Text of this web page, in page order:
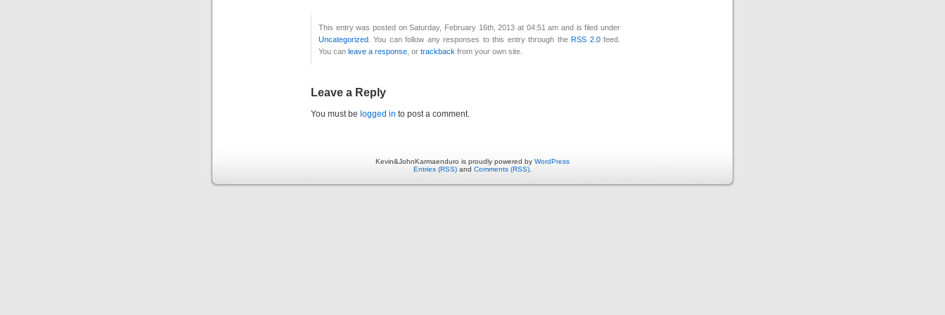
This entry was posted on Saturday, February 16th, 2013 at 04:51 am and is filed under
Uncategorized . You can follow any responses to this entry through theRSS 2.0feed.
You can leave a response , or trackback from your own site.
Leave a Reply
You must be logged in to post a comment.
Kevin&JohnKarmaenduro is proudly powered by WordPress
Entries (RSS) and Comments (RSS)